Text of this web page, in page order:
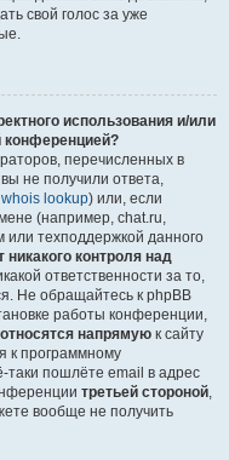
свой голос за уже
использования и/или
конференцией?
перечисленных в
не получили ответа,
whois lookup) или, если
(например, chat.ru,
или техподдержкой данного
никакого контроля над
ответственности за то,
Не обращайтесь к phpBB
работы конференции,
напрямую к сайту
к программному
таки пошлёте email в адрес
третьей стороной,
вообще не получить